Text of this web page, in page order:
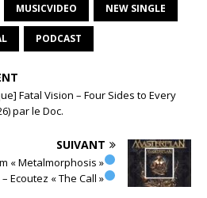
MUSICVIDEO NEW SINGLE
PODCAST
Fatal Vision – Four Sides to Every
par le Doc.
SUIVANT
« Metalmorphosis »
– Ecoutez « The Call »